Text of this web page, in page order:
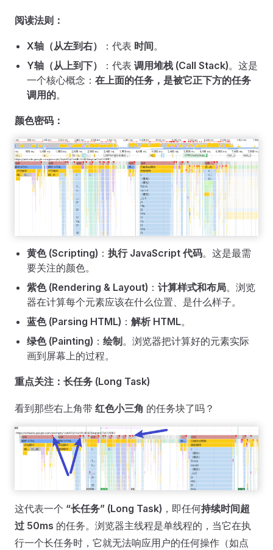
阅读法则：
X轴（从左到右） ：代表 时间。
Y轴（从上到下）
：代表 调用堆栈 (Call Stack)。这是
一个核心概念： 在上面的任务，是被它正下方的任务
调用的。
颜色密码：
黄色 (Scripting) ： 执行 JavaScript 代码。这是最需
要关注的颜色。
紫色 (Rendering & Layout) ： 计算样式和布局。浏览
器在计算每个元素应该在什么位置、是什么样子。
蓝色 (Parsing HTML) ： 解析 HTML。
绿色 (Painting) ： 绘制 。浏览器把计算好的元素实际
画到屏幕上的过程。
重点关注：长任务 (Long Task)
看到那些右上角带 红色小三角 的任务块了吗？
这代表一个 “长任务” (Long Task) ，即任何持续时间超
过 50ms 的任务。浏览器主线程是单线程的，当它在执
行一个长任务时，它就无法响应用户的任何操作（如点